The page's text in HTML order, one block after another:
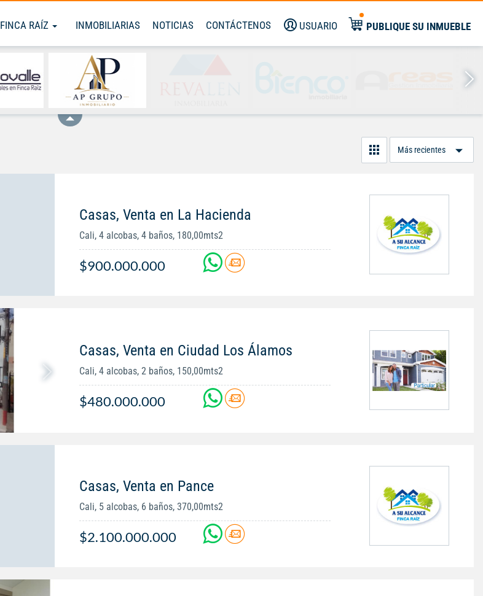
FINCA RAÍZ INMOBILIARIAS NOTICIAS CONTÁCTENOS USUARIO PUBLIQUE SU INMUEBLE
Casas, Venta en La Hacienda
Cali, 4 alcobas, 4 baños, 180,00mts2
$900.000.000
Casas, Venta en Ciudad Los Álamos
Cali, 4 alcobas, 2 baños, 150,00mts2
$480.000.000
Casas, Venta en Pance
Cali, 5 alcobas, 6 baños, 370,00mts2
$2.100.000.000